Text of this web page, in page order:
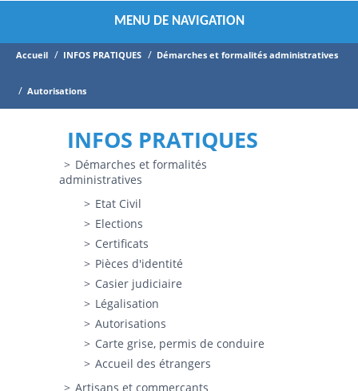
MENU DE NAVIGATION
Vous êtes ici :
Accueil / INFOS PRATIQUES / Démarches et formalités administratives
/ Autorisations
INFOS PRATIQUES
Démarches et formalités
administratives
Etat Civil
Elections
Certificats
Pièces d'identité
Casier judiciaire
Légalisation
Autorisations
Carte grise, permis de conduire
Accueil des étrangers
Artisans et commerçants